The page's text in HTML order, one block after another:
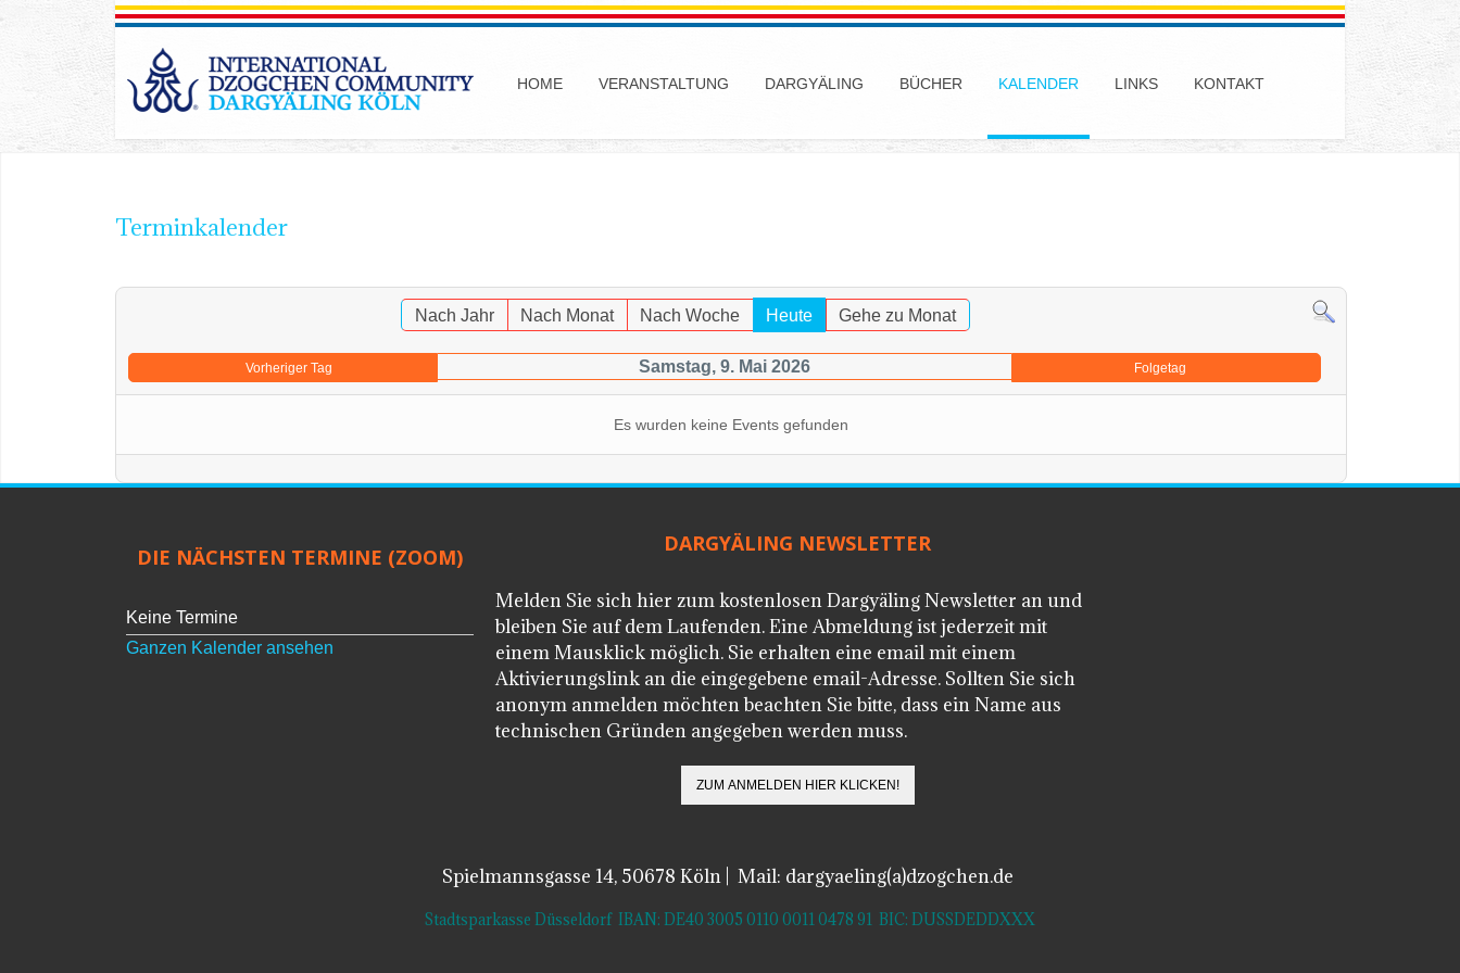
HOME VERANSTALTUNG DARGYÄLING BÜCHER KALENDER LINKS KONTAKT
Terminkalender
Nach Jahr Nach Monat Nach Woche Heute Gehe zu Monat
Vorheriger Tag Samstag, 9. Mai 2026 Folgetag
Es wurden keine Events gefunden
DIE NÄCHSTEN TERMINE (ZOOM)
Keine Termine
Ganzen Kalender ansehen
DARGYÄLING NEWSLETTER
Melden Sie sich hier zum kostenlosen Dargyäling Newsletter an und
bleiben Sie auf dem Laufenden. Eine Abmeldung ist jederzeit mit
einem Mausklick möglich. Sie erhalten eine email mit einem
Aktivierungslink an die eingegebene email-Adresse. Sollten Sie sich
anonym anmelden möchten beachten Sie bitte, dass ein Name aus
technischen Gründen angegeben werden muss.
Spielmannsgasse 14, 50678 Köln | Mail: dargyaeling(a)dzogchen.de
Stadtsparkasse Düsseldorf IBAN: DE40 3005 0110 0011 0478 91 BIC: DUSSDEDDXXX